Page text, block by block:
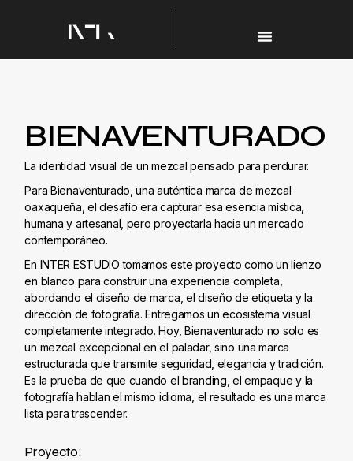
BIENAVENTURADO
La identidad visual de un mezcal pensado para perdurar.
Para Bienaventurado, una auténtica marca de mezcal
oaxaqueña, el desafío era capturar esa esencia mística,
humana y artesanal, pero proyectarla hacia un mercado
contemporáneo.
En INTER ESTUDIO tomamos este proyecto como un lienzo
en blanco para construir una experiencia completa,
abordando el diseño de marca, el diseño de etiqueta y la
dirección de fotografía. Entregamos un ecosistema visual
completamente integrado. Hoy, Bienaventurado no solo es
un mezcal excepcional en el paladar, sino una marca
estructurada que transmite seguridad, elegancia y tradición.
Es la prueba de que cuando el branding, el empaque y la
fotografía hablan el mismo idioma, el resultado es una marca
lista para trascender.
Proyecto: